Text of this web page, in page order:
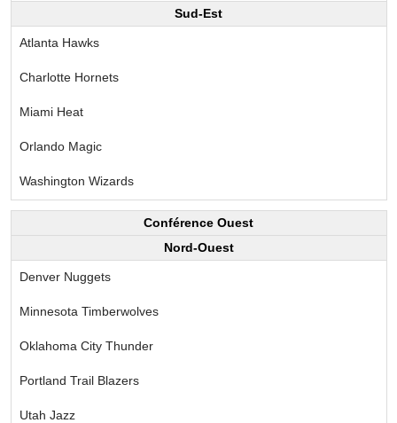
Sud-Est
Atlanta Hawks
Charlotte Hornets
Miami Heat
Orlando Magic
Washington Wizards
Conférence Ouest
Nord-Ouest
Denver Nuggets
Minnesota Timberwolves
Oklahoma City Thunder
Portland Trail Blazers
Utah Jazz